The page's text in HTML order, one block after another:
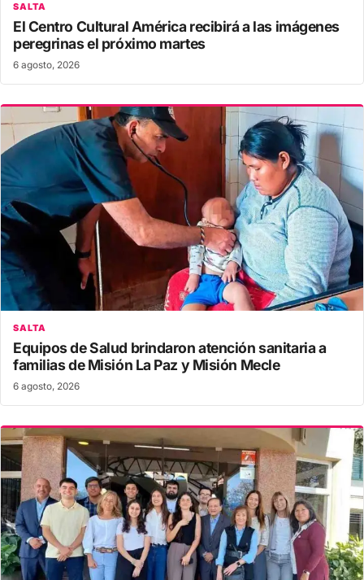
SALTA
El Centro Cultural América recibirá a las imágenes
peregrinas el próximo martes
6 agosto, 2026
SALTA
Equipos de Salud brindaron atención sanitaria a
familias de Misión La Paz y Misión Mecle
6 agosto, 2026